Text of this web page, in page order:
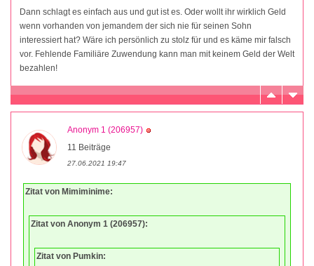
Dann schlagt es einfach aus und gut ist es. Oder wollt ihr wirklich Geld
wenn vorhanden von jemandem der sich nie für seinen Sohn
interessiert hat? Wäre ich persönlich zu stolz für und es käme mir falsch
vor. Fehlende Familiäre Zuwendung kann man mit keinem Geld der Welt
bezahlen!
Anonym 1 (206957)
11 Beiträge
27.06.2021 19:47
Zitat von Mimiminime:
Zitat von Anonym 1 (206957):
Zitat von Pumkin: